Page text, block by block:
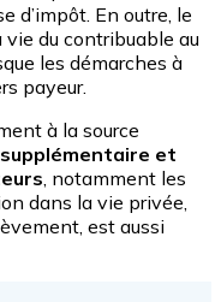
d’impôt. En outre, le
du contribuable au
les démarches à
payeur.
à la source
supplémentaire et
, notamment les
dans la vie privée,
est aussi